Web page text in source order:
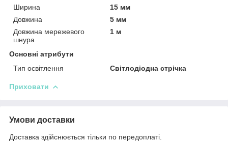
Ширина
15 мм
Довжина
5 мм
Довжина мережевого
шнура
1 м
Основні атрибути
Тип освітлення
Світлодіодна стрічка
Приховати
Умови доставки
Доставка здійснюється тільки по передоплаті.